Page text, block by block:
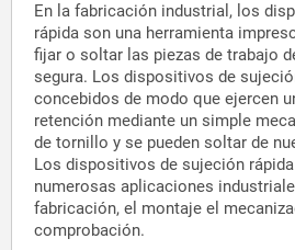
En la fabricación industrial, los
rápida son una herramienta
fijar o soltar las piezas de trabajo
segura. Los dispositivos de
concebidos de modo que ejercen
retención mediante un simple
de tornillo y se pueden soltar de
Los dispositivos de sujeción
numerosas aplicaciones
fabricación, el montaje el
comprobación.